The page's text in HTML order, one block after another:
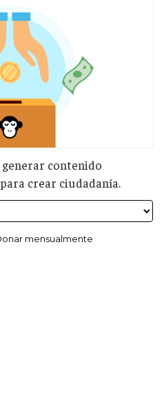
contenido
crear ciudadanía.
mensualmente